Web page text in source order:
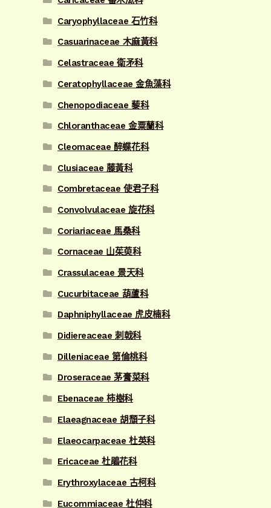
Caryophyllaceae 石竹科
Casuarinaceae 木麻黃科
Celastraceae 衛矛科
Ceratophyllaceae 金魚藻科
Chenopodiaceae 藜科
Chloranthaceae 金粟蘭科
Cleomaceae 醉蝶花科
Clusiaceae 藤黃科
Combretaceae 使君子科
Convolvulaceae 旋花科
Coriariaceae 馬桑科
Cornaceae 山茱萸科
Crassulaceae 景天科
Cucurbitaceae 葫蘆科
Daphniphyllaceae 虎皮楠科
Didiereaceae 刺戟科
Dilleniaceae 第倫桃科
Droseraceae 茅膏菜科
Ebenaceae 柿樹科
Elaeagnaceae 胡頹子科
Elaeocarpaceae 杜英科
Ericaceae 杜鵑花科
Erythroxylaceae 古柯科
Eucommiaceae 杜仲科